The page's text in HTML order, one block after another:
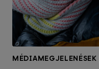
MÉDIAMEGJELENÉSEK